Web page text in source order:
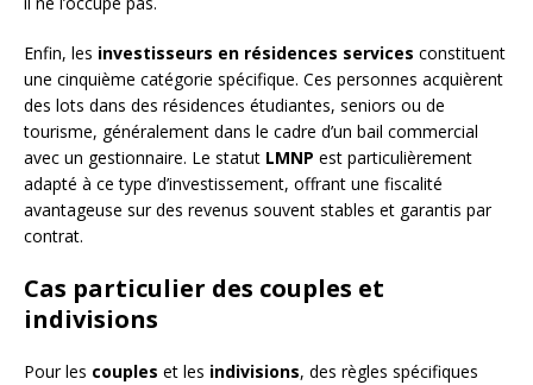
Enfin, les investisseurs en résidences services constituent
une cinquième catégorie spécifique. Ces personnes acquièrent
des lots dans des résidences étudiantes, seniors ou de
tourisme, généralement dans le cadre d’un bail commercial
avec un gestionnaire. Le statut LMNP est particulièrement
adapté à ce type d’investissement, offrant une fiscalité
avantageuse sur des revenus souvent stables et garantis par
contrat.
Cas particulier des couples et
indivisions
Pour les couples et les indivisions, des règles spécifiques